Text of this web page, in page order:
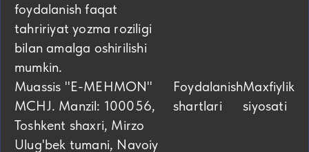
foydalanish faqat
tahririyat yozma roziligi
bilan amalga oshirilishi
mumkin.
Muassis "E-MEHMON"
MCHJ. Manzil: 100056,
Toshkent shaxri, Mirzo
Ulug'bek tumani, Navoiy
Foydalanish
shartlari
Maxfiylik
siyosati